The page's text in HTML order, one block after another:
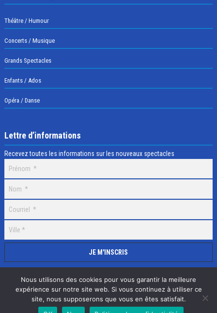
Théâtre / Humour
Concerts / Musique
Grands Spectacles
Enfants / Ados
Opéra / Danse
Lettre d’informations
Recevez toutes les informations sur les nouveaux spectacles
Selectick © 2020 Tous droits réservés, RéalisationAdamaco
Nous utilisons des cookies pour vous garantir la meilleure
expérience sur notre site web. Si vous continuez à utiliser ce
site, nous supposerons que vous en êtes satisfait.